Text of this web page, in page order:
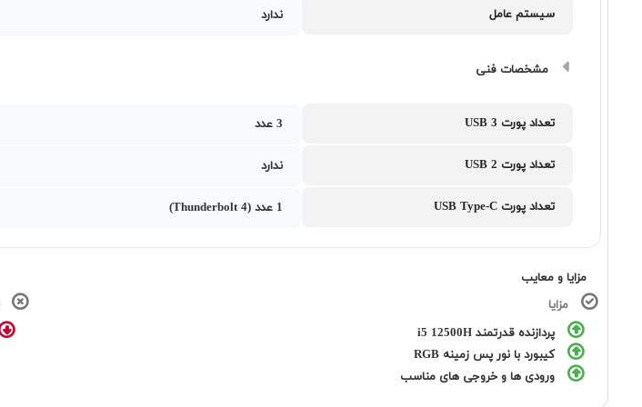
سیستم عامل ندارد
مشخصات فنی
تعداد پورت USB 3 3 عدد
تعداد پورت USB 2 ندارد
تعداد پورت USB Type-C 1 عدد (Thunderbolt 4)
مزایا و معایب
مزایا
پردازنده قدرتمند i5 12500H
کیبورد با نور پس زمینه RGB
ورودی ها و خروجی های مناسب